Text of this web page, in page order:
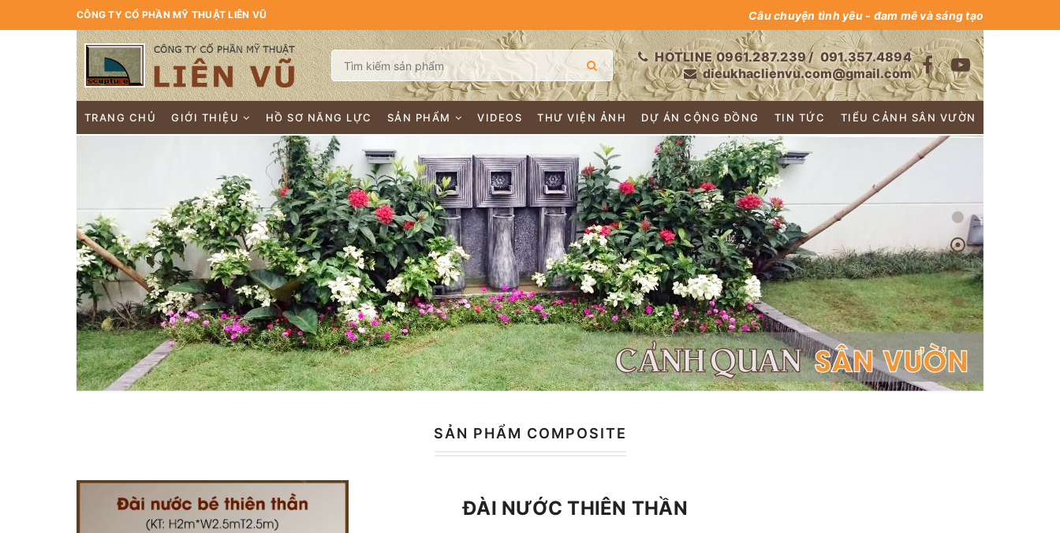
CÔNG TY CỔ PHẦN MỸ THUẬT LIÊN VŨ Câu chuyện tình yêu - đam mê và sáng tạo
HOTLINE 0961.287.239/ 091.357.4894
dieukhaclienvu.com@gmail.com
TRANG CHỦ GIỚI THIỆU HỒ SƠ NĂNG LỰC SẢN PHẨM VIDEOS THƯ VIỆN ẢNH DỰ ÁN CỘNG ĐỒNG TIN TỨC TIỂU CẢNH SÂN VƯỜN
SẢN PHẨM COMPOSITE
ĐÀI NƯỚC THIÊN THẦN